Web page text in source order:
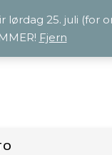
25. juli (for
Fjern